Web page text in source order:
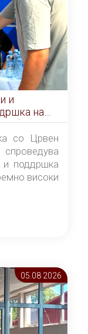
и
на
бран
со Црвен
и поддршка
високи
05.08 2026